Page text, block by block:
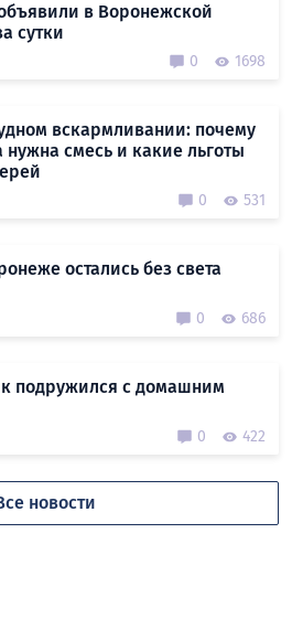
в Воронежской
сутки
0 1698
вскармливании: почему
нужна смесь и какие льготы
0 531
остались без света
0 686
подружился с домашним
0 422
новости